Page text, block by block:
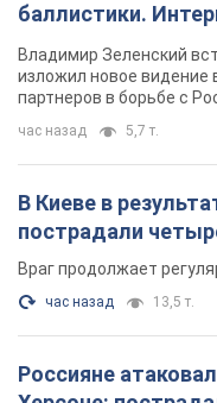
баллистики.
Владимир Зеленский
изложил новое
партнеров в борьбе с
час назад 5,7 т.
В Киеве в
пострадали
Враг продолжает
час назад 13,5 т.
Россияне